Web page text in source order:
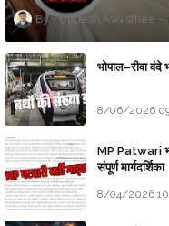
Updesh Awasthee
भोपाल–रीवा
8/06/2026
MP Patwari
संपूर्ण मार्गदर्शिका
8/04/2026